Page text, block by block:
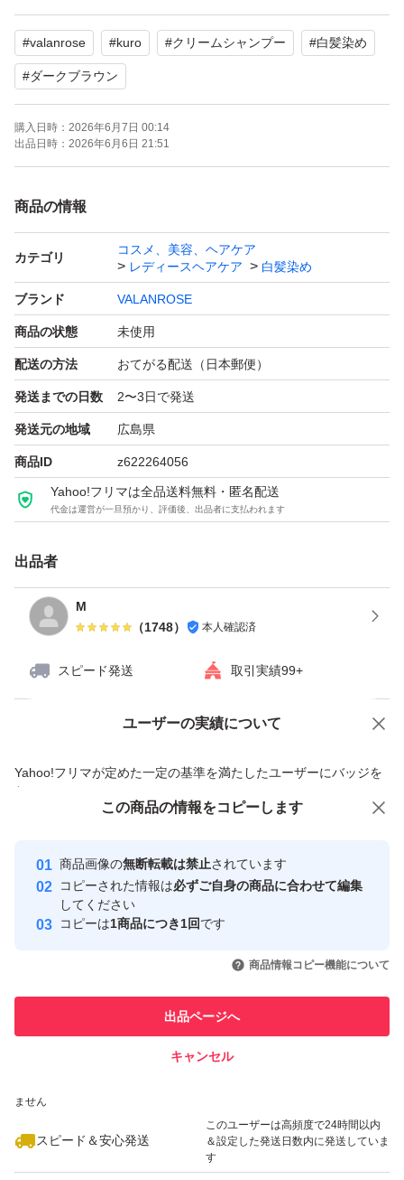
自宅保管品であることをご理解の上、ご検討ください。よ
ろしくお願いいたします。
#valanrose #kuro #クリームシャンプー #白髪染め
#ダークブラウン
購入日時： 2026年6月7日 00:14
出品日時： 2026年6月6日 21:51
商品の情報
カテゴリ
コスメ、美容、ヘアケア
レディースヘアケア
白髪染め
ブランド VALANROSE
商品の状態 未使用
配送の方法 おてがる配送（日本郵便）
発送までの日数 2〜3日で発送
発送元の地域 広島県
商品ID z622264056
Yahoo!フリマは全品送料無料・匿名配送
代金は運営が一旦預かり、評価後、出品者に支払われます
出品者
M
（1748） 本人確認済
スピード発送 取引実績99+
ユーザーの実績について
Yahoo!フリマが定めた一定の基準を満たしたユーザーにバッジを
付与しています
安心取引出品者
心・安全なユーザーです
取引実績
引を完了させた実績があります
での取引実績があります
ません
スピード＆安心発送
このユーザーは高頻度で24時間以内
＆設定した発送日数内に発送していま
す
価格の相談 商品への質問
この商品の情報をコピーします
商品画像の無断転載は禁止されています
コピーされた情報は必ずご自身の商品に合わせて編集
してください
コピーは1商品につき1回です
商品情報コピー機能について
出品ページへ
キャンセル
この商品をみている人にオススメ